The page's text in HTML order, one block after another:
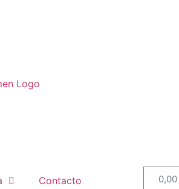
Contacto 0,00